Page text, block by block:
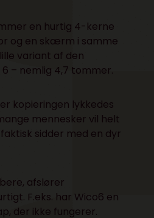
en hurtig 4-kerne
og en skærm i samme
variant af den
– nemlig 4,7 tommer.
er kopieringen lykkedes
mennesker vil helt
sidder med en dyr
afslører
F.eks. har Wico6 en
der ikke fungerer.